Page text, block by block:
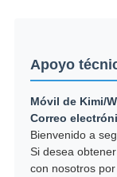
Apoyo
Móvil de Kimi/
Correo
Bienvenido a
Si desea
con nosotros